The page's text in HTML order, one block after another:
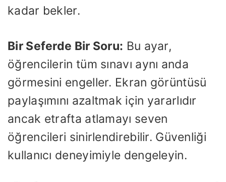
kadar bekler.
Bir Seferde Bir Soru: Bu ayar,
öğrencilerin tüm sınavı aynı anda
görmesini engeller. Ekran görüntüsü
paylaşımını azaltmak için yararlıdır
ancak etrafta atlamayı seven
öğrencileri sinirlendirebilir. Güvenliği
kullanıcı deneyimiyle dengeleyin.